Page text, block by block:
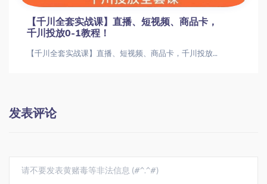
【千川全套实战课】直播、短视频、商品卡，
千川投放0-1教程！
【千川全套实战课】直播、短视频、商品卡，千川投放0-1教程！【千川全套实战课】直播、短视频、商品卡，千川投放0-1教程！
发表评论